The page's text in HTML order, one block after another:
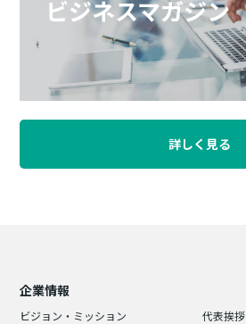
ビジネスマガジン
詳しく見る
企業情報
ビジョン・ミッション
代表挨拶